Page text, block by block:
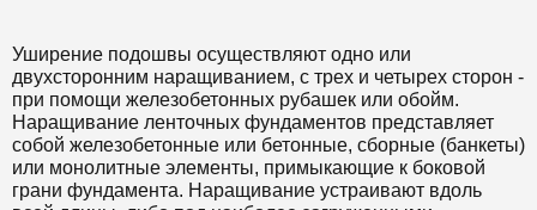
Уширение подошвы осуществляют одно или
двухсторонним наращиванием, с трех и четырех сторон -
при помощи железобетонных рубашек или обойм.
Наращивание ленточных фундаментов представляет
собой железобетонные или бетонные, сборные (банкеты)
или монолитные элементы, примыкающие к боковой
грани фундамента. Наращивание устраивают вдоль